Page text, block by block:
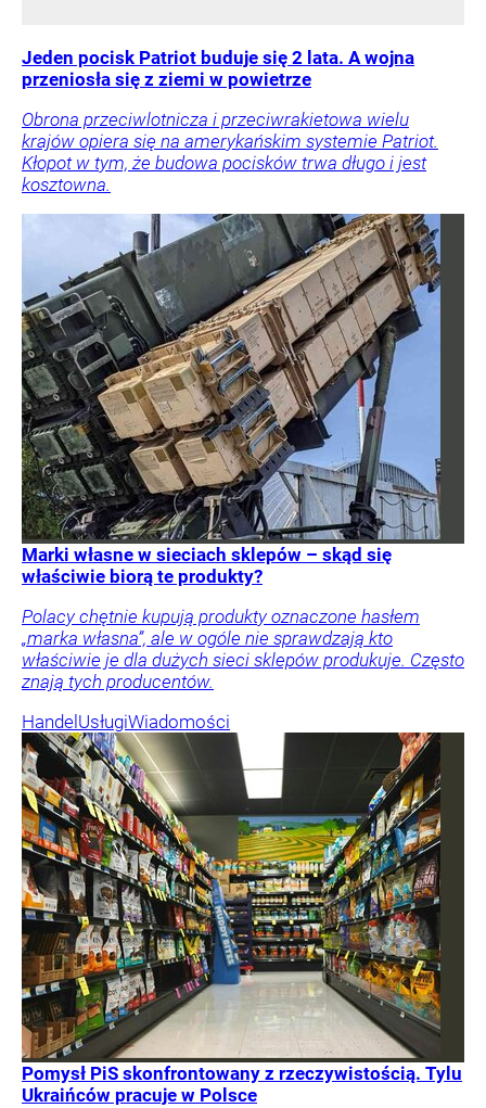
Jeden pocisk Patriot buduje się 2 lata. A wojna
przeniosła się z ziemi w powietrze
Obrona przeciwlotnicza i przeciwrakietowa wielu
krajów opiera się na amerykańskim systemie Patriot.
Kłopot w tym, że budowa pocisków trwa długo i jest
kosztowna.
Marki własne w sieciach sklepów – skąd się
właściwie biorą te produkty?
Polacy chętnie kupują produkty oznaczone hasłem
„marka własna”, ale w ogóle nie sprawdzają kto
właściwie je dla dużych sieci sklepów produkuje. Często
znają tych producentów.
Handel UsługiWiadomości
Pomysł PiS skonfrontowany z rzeczywistością. Tylu
Ukraińców pracuje w Polsce